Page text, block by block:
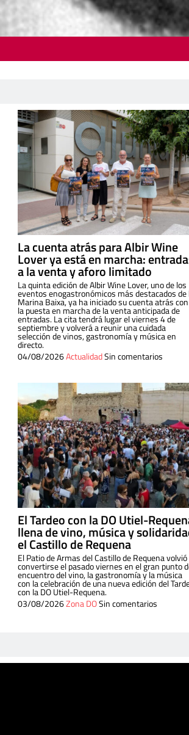
La cuenta atrás para Albir Wine
Lover ya está en marcha:
a la venta y aforo limitado
La quinta edición de Albir Wine Lover, uno de los
eventos enogastronómicos más destacados de
Marina Baixa, ya ha iniciado su cuenta atrás con
la puesta en marcha de la venta anticipada de
entradas. La cita tendrá lugar el viernes 4 de
septiembre y volverá a reunir una cuidada
selección de vinos, gastronomía y música en
directo.
04/08/2026ActualidadSin comentarios
El Tardeo con la DO Utiel-
llena de vino, música y
el Castillo de Requena
El Patio de Armas del Castillo de Requena volvió
convertirse el pasado viernes en el gran punto
encuentro del vino, la gastronomía y la música
con la celebración de una nueva edición del
con la DO Utiel-Requena.
03/08/2026Zona DOSin comentarios